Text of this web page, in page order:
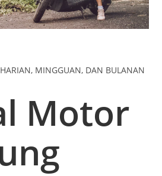
MINGGUAN, DAN BULANAN
Motor